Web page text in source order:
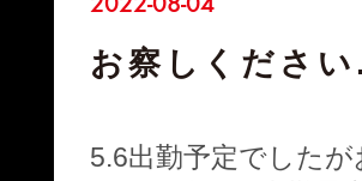
お察しくださ
5.6出勤予定でした